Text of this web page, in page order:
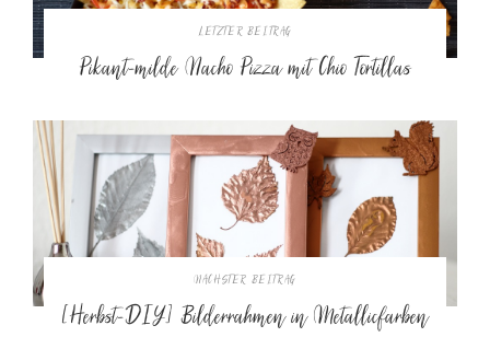
LETZTER BEITRAG
Pikant-milde Nacho Pizza mit Chio Tortillas
NÄCHSTER BEITRAG
[Herbst-DIY] Bilderrahmen in Metallicfarben